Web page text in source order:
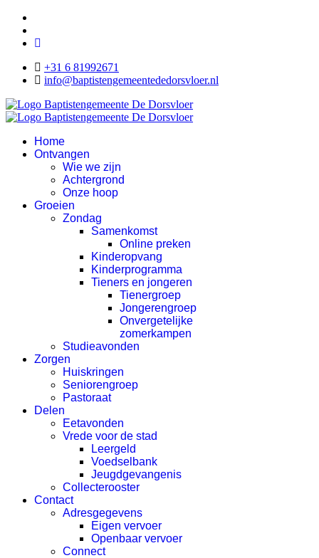
+31 6 81992671
info@baptistengemeentededorsvloer.nl
Home
Ontvangen
Wie we zijn
Achtergrond
Onze hoop
Groeien
Zondag
Samenkomst
Online preken
Kinderopvang
Kinderprogramma
Tieners en jongeren
Tienergroep
Jongerengroep
Onvergetelijke
zomerkampen
Studieavonden
Zorgen
Huiskringen
Seniorengroep
Pastoraat
Delen
Eetavonden
Vrede voor de stad
Leergeld
Voedselbank
Jeugdgevangenis
Collecterooster
Contact
Adresgegevens
Eigen vervoer
Openbaar vervoer
Connect